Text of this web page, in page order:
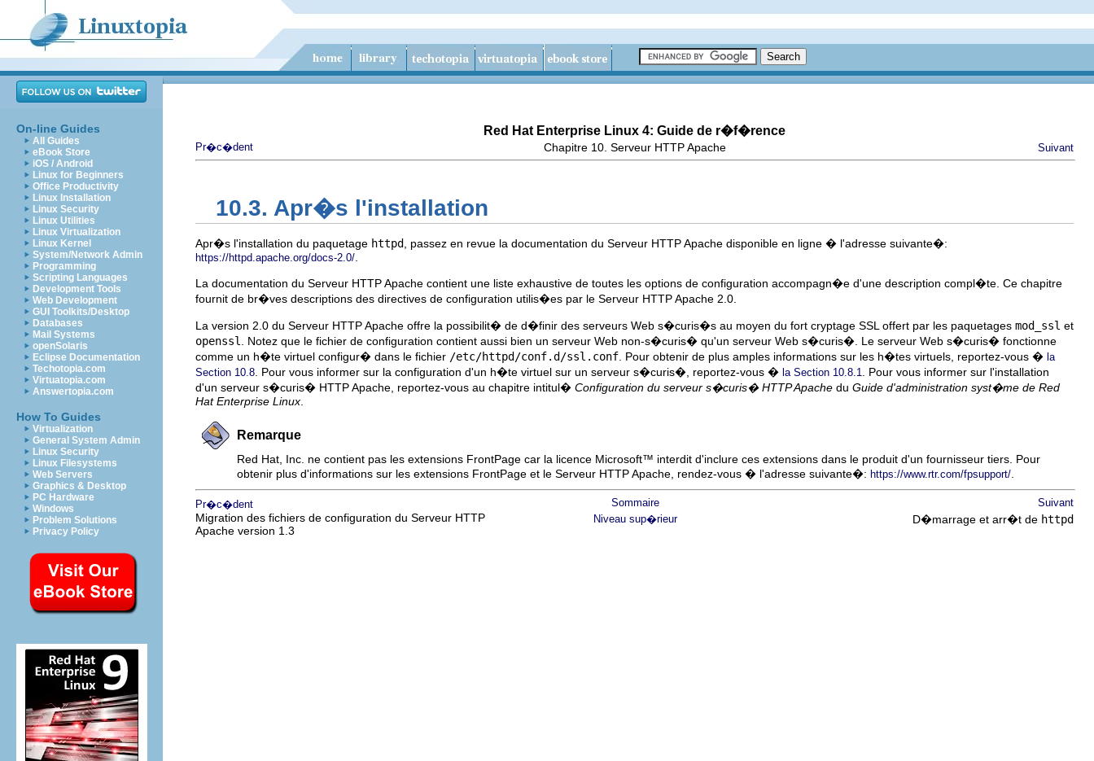
On-line Guides
All Guides
eBook Store
iOS / Android
Linux for Beginners
Office Productivity
Linux Installation
Linux Security
Linux Utilities
Linux Virtualization
Linux Kernel
System/Network Admin
Programming
Scripting Languages
Development Tools
Web Development
GUI Toolkits/Desktop
Databases
Mail Systems
openSolaris
Eclipse Documentation
Techotopia.com
Virtuatopia.com
Answertopia.com
How To Guides
Virtualization
General System Admin
Linux Security
Linux Filesystems
Web Servers
Graphics & Desktop
PC Hardware
Windows
Problem Solutions
Privacy Policy
Red Hat Enterprise Linux 4: Guide de r�f�rence
Pr�c�dent Chapitre 10. Serveur HTTP Apache Suivant
10.3. Apr�s l'installation
Apr�s l'installation du paquetage httpd , passez en revue la documentation du Serveur HTTP Apache disponible en ligne � l'adresse suivante�:
https://httpd.apache.org/docs-2.0/
La documentation du Serveur HTTP Apache contient une liste exhaustive de toutes les options de configuration accompagn�e d'une description compl�te. Ce chapitre
fournit de br�ves descriptions des directives de configuration utilis�es par le Serveur HTTP Apache 2.0.
La version 2.0 du Serveur HTTP Apache offre la possibilit� de d�finir des serveurs Web s�curis�s au moyen du fort cryptage SSL offert par les paquetages mod_ssl et
openssl
. Notez que le fichier de configuration contient aussi bien un serveur Web non-s�curis� qu'un serveur Web s�curis�. Le serveur Web s�curis� fonctionne
comme un h�te virtuel configur� dans le fichier /etc/httpd/conf.d/ssl.conf . Pour obtenir de plus amples informations sur les h�tes virtuels, reportez-vous � la
Section 10.8 . Pour vous informer sur la configuration d'un h�te virtuel sur un serveur s�curis�, reportez-vous � la Section 10.8.1 . Pour vous informer sur l'installation
d'un serveur s�curis� HTTP Apache, reportez-vous au chapitre intitul� Configuration du serveur s�curis� HTTP Apache du Guide d'administration syst�me de Red
Hat Enterprise Linux
Remarque
Red Hat, Inc. ne contient pas les extensions FrontPage car la licence Microsoft™ interdit d'inclure ces extensions dans le produit d'un fournisseur tiers. Pour
obtenir plus d'informations sur les extensions FrontPage et le Serveur HTTP Apache, rendez-vous � l'adresse suivante�: https://www.rtr.com/fpsupport/
Pr�c�dent Sommaire Suivant
Migration des fichiers de configuration du Serveur HTTP
Apache version 1.3
Niveau sup�rieur D�marrage et arr�t de httpd